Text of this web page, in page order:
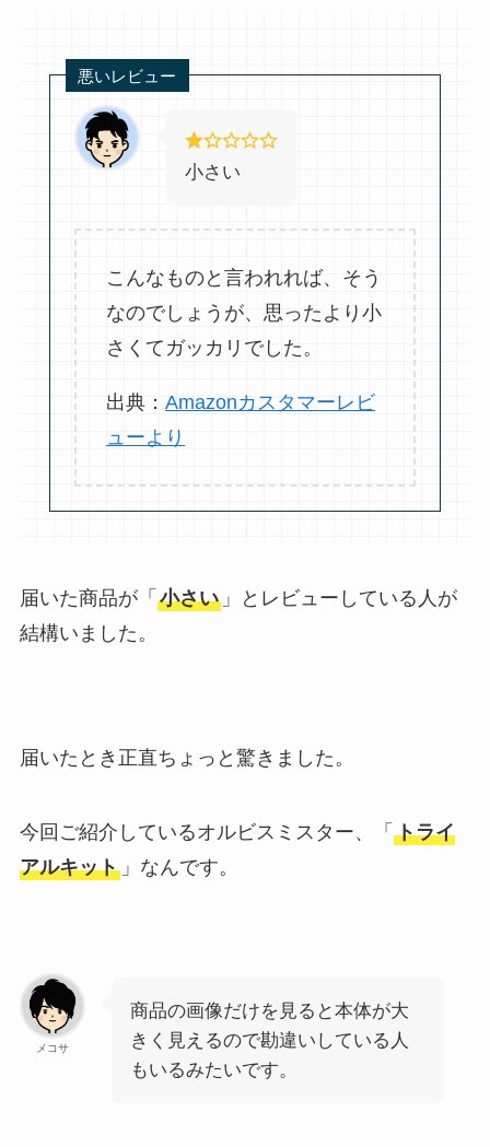
悪いレビュー
小さい
こんなものと言われれば、そう
なのでしょうが、思ったより小
さくてガッカリでした。
出典：Amazonカスタマーレビ
ューより
届いた商品が「 小さい」とレビューしている人が
結構いました。
届いたとき正直ちょっと驚きました。
今回ご紹介しているオルビスミスター、「 トライ
アルキット」なんです。
メコサ
商品の画像だけを見ると本体が大
きく見えるので勘違いしている人
もいるみたいです。